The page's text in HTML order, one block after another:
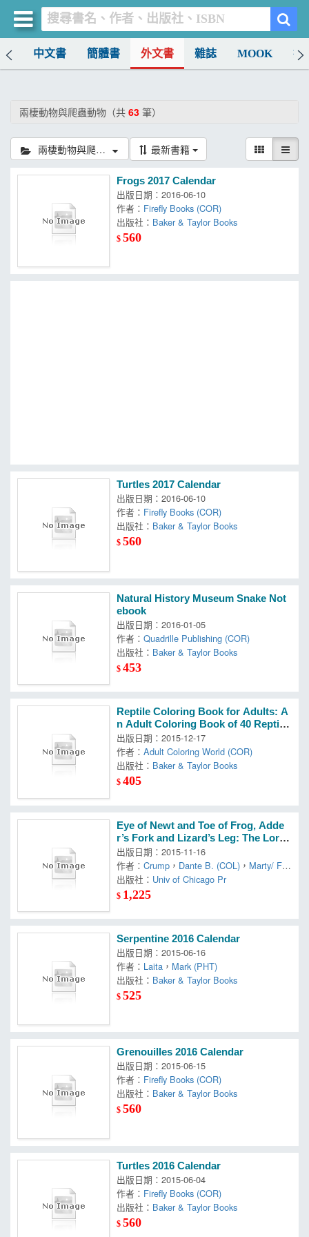
中文書 簡體書 外文書 雜誌 MOOK 找
兩棲動物與爬蟲動物（共 63 筆）
兩棲動物與爬蟲動物 最新書籍
Frogs 2017 Calendar
出版日期：2016-06-10
作者： Firefly Books (COR)
出版社： Baker & Taylor Books
$560
Turtles 2017 Calendar
出版日期：2016-06-10
作者： Firefly Books (COR)
出版社： Baker & Taylor Books
$560
Natural History Museum Snake Not
ebook
出版日期：2016-01-05
作者：Quadrille Publishing (COR)
出版社： Baker & Taylor Books
$453
Reptile Coloring Book for Adults: A
n Adult Coloring Book of 40 Reptile
s Including Snakes, Lizards, Turtles
and More in a Variety
出版日期：2015-12-17
作者：Adult Coloring World (COR)
出版社： Baker & Taylor Books
$405
Eye of Newt and Toe of Frog, Adde
r’s Fork and Lizard’s Leg: The Lore
and Mythology of Amphibians and
Reptiles
出版日期：2015-11-16
作者：Crump ， Dante B. (COL) ， Marty/ Fe
nolio
出版社： Univ of Chicago Pr
$ 1,225
Serpentine 2016 Calendar
出版日期：2015-06-16
作者： Laita ， Mark (PHT)
出版社： Baker & Taylor Books
$525
Grenouilles 2016 Calendar
出版日期：2015-06-15
作者： Firefly Books (COR)
出版社： Baker & Taylor Books
$560
Turtles 2016 Calendar
出版日期：2015-06-04
作者： Firefly Books (COR)
出版社： Baker & Taylor Books
$560
買書網
書店暢銷榜
簡體書
外文書